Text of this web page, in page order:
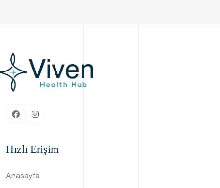
Hızlı Erişim
Anasayfa